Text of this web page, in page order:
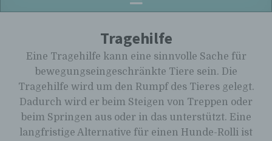
Tragehilfe
Eine Tragehilfe kann eine sinnvolle Sache für
bewegungseingeschränkte Tiere sein. Die
Tragehilfe wird um den Rumpf des Tieres gelegt.
Dadurch wird er beim Steigen von Treppen oder
beim Springen aus oder in das unterstützt. Eine
langfristige Alternative für einen Hunde-Rolli ist